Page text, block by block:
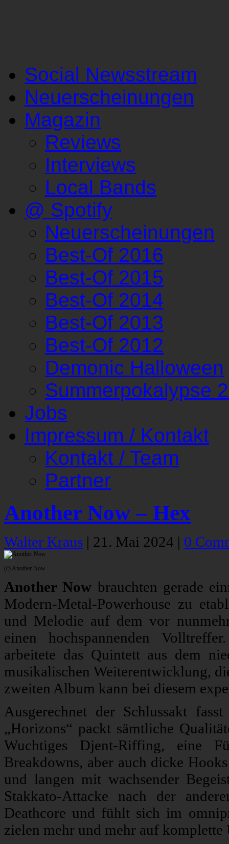
Social Newsstream
Neuerscheinungen
Magazin
Reviews
Interviews
Local Bands
@ Spotify
Neuerscheinungen
Best-Of 2016
Best-Of 2015
Best-Of 2014
Best-Of 2013
Best-Of 2012
Demonic Halloween
Summerpokalypse
Jobs
Impressum / Kontakt
Kontakt / Team
Partner
Another Now – Hex
Walter Kraus | 21. Mai 2024 | 0
(c) Another Now
Another Now brauchten gerade
Modern-Metal-Powerhouse zu
und Melodie auf dem vor
einen hochspannenden
arbeitete das Quintett aus dem
musikalischen Weiterentwicklung,
zweiten Album kann bei diesem
Ausgerechnet der Schlussakt
„Horizons“ packt sämtliche
Wuchtiges Djent-Riffing, eine
Breakdowns, aber auch dicke
und langen mit wachsender
Stakkato-Attacke nach der
Deathcore und fühlt sich im
zielen mehr und mehr auf komplette